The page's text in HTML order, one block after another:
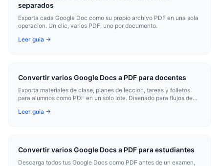
separados
Exporta cada Google Doc como su propio archivo PDF en una sola
operacion. Un clic, varios PDF, uno por documento.
Leer guia →
Convertir varios Google Docs a PDF para docentes
Exporta materiales de clase, planes de leccion, tareas y folletos
para alumnos como PDF en un solo lote. Disenado para flujos de
Leer guia →
Convertir varios Google Docs a PDF para estudiantes
Descarga todos tus Google Docs como PDF antes de un examen,